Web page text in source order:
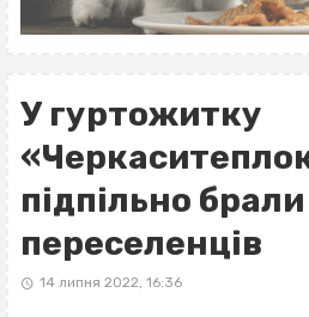
У гуртожитку
підпільно
переселенців
14 липня 2022, 16:36